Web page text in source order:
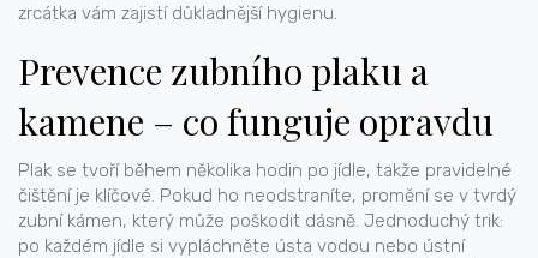
zrcátka vám zajistí důkladnější hygienu.
Prevence zubního plaku a
kamene – co funguje opravdu
Plak se tvoří během několika hodin po jídle, takže pravidelné
čištění je klíčové. Pokud ho neodstraníte, promění se v tvrdý
zubní kámen, který může poškodit dásně. Jednoduchý trik:
po každém jídle si vypláchněte ústa vodou nebo ústní